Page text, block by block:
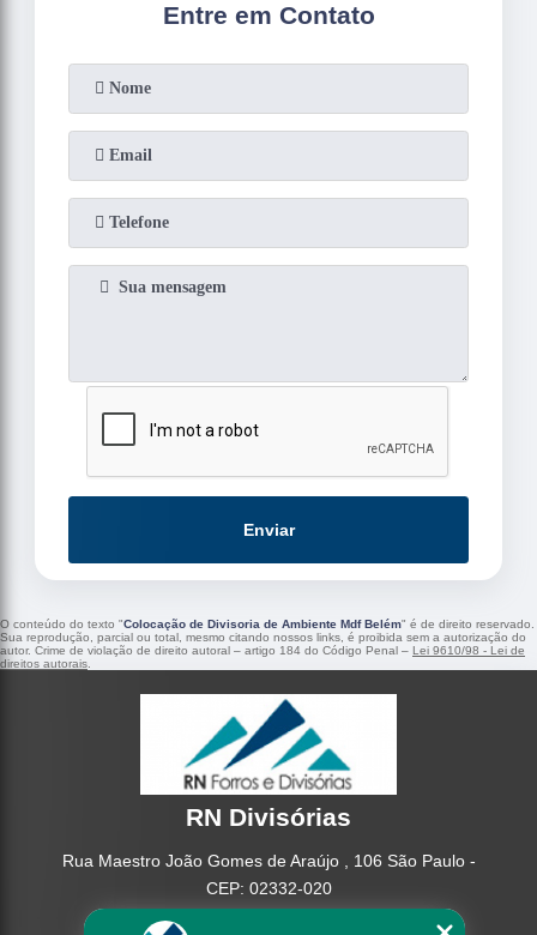
Entre em Contato
Enviar
O conteúdo do texto "Colocação de Divisoria de Ambiente Mdf Belém" é de direito reservado.
Sua reprodução, parcial ou total, mesmo citando nossos links, é proibida sem a autorização do
autor. Crime de violação de direito autoral – artigo 184 do Código Penal – Lei 9610/98 - Lei de
direitos autorais
RN Divisórias
Rua Maestro João Gomes de Araújo , 106 São Paulo -
CEP: 02332-020